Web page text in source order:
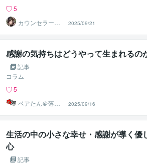
5
カウンセラーい
おん♡優しく傾
聴します
2025/09/21
感謝の気持ちはどうやって生まれるの
記事
コラム
5
ベアたん＠落書
きイラストレー
ター
2025/09/16
生活の中の小さな幸せ・感謝が導く優
心
記事